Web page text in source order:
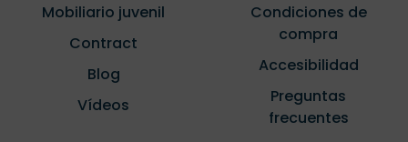
Mobiliario juvenil
Contract
Blog
Vídeos
Condiciones de
compra
Accesibilidad
Preguntas
frecuentes